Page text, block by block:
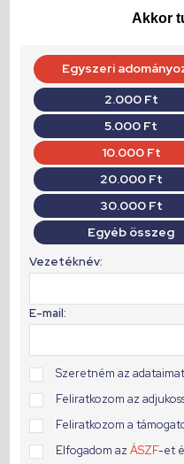
Akkor